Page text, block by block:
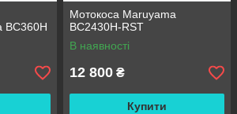
BC360H
Мотокоса Maruyama
BC2430H-RST
В наявності
12 800 ₴
Купити